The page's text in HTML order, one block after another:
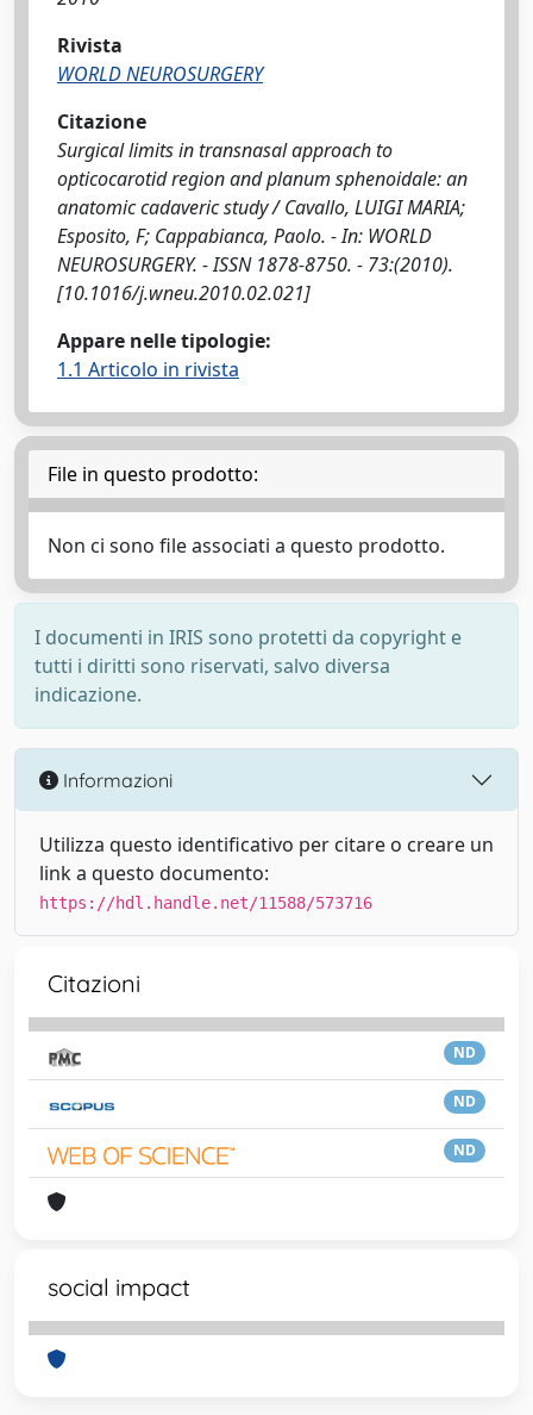
Rivista
WORLD NEUROSURGERY
Citazione
Surgical limits in transnasal approach to
opticocarotid region and planum sphenoidale: an
anatomic cadaveric study / Cavallo, LUIGI MARIA;
Esposito, F; Cappabianca, Paolo. - In: WORLD
NEUROSURGERY. - ISSN 1878-8750. - 73:(2010).
[10.1016/j.wneu.2010.02.021]
Appare nelle tipologie:
1.1 Articolo in rivista
File in questo prodotto:
Non ci sono file associati a questo prodotto.
I documenti in IRIS sono protetti da copyright e
tutti i diritti sono riservati, salvo diversa
indicazione.
Informazioni
Utilizza questo identificativo per citare o creare un
link a questo documento:
https://hdl.handle.net/11588/573716
Citazioni
ND
ND
ND
social impact